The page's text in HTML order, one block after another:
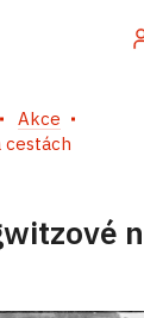
Akce
cestách